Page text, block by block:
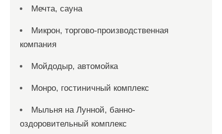
Мечта, сауна
Микрон, торгово-производственная
компания
Мойдодыр, автомойка
Монро, гостиничный комплекс
Мыльня на Лунной, банно-
оздоровительный комплекс